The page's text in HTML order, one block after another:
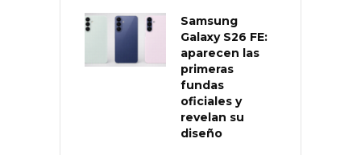
Samsung
Galaxy S26 FE:
aparecen las
primeras
fundas
oficiales y
revelan su
diseño